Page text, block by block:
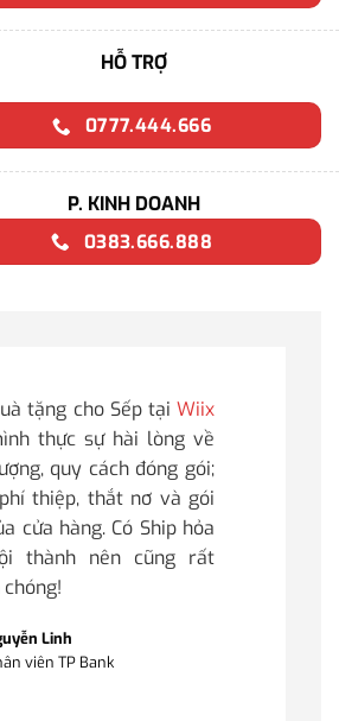
HỖ TRỢ
0777.444.666
P. KINH DOANH
0383.666.888
tặng cho Sếp tại Wiix
thực sự hài lòng về
quy cách đóng gói;
thiệp, thắt nơ và gói
cửa hàng. Có Ship hỏa
thành nên cũng rất
Linh
viên TP Bank